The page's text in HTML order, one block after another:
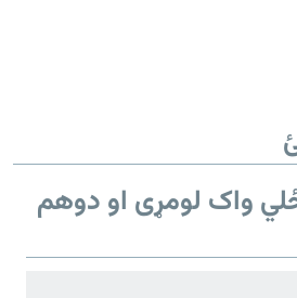
ځلي واک لومړی او دوهم